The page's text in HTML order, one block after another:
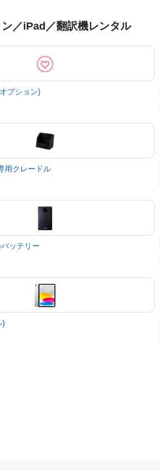
／iPad／翻訳機レンタル
プション)
用クレードル
ッテリー
)